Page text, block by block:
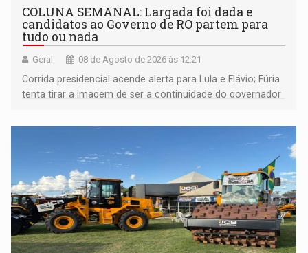
COLUNA SEMANAL: Largada foi dada e
candidatos ao Governo de RO partem para
tudo ou nada
Geral 08 de Agosto de 2026 às 12:21
Corrida presidencial acende alerta para Lula e Flávio; Fúria
tenta tirar a imagem de ser a continuidade do governador
não ter entrado no modo eleição; ABAV faz evento em